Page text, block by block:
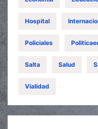
Hospital
Policiales
Salta Salud
Vialidad